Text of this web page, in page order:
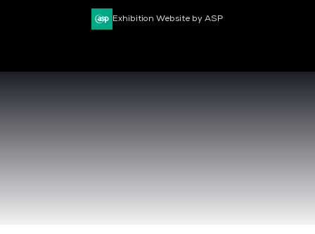
Exhibition Website by ASP